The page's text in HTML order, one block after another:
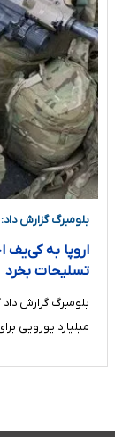
بلومبرگ گزارش داد:
تسلیحات بخرد
میلیارد یورویی